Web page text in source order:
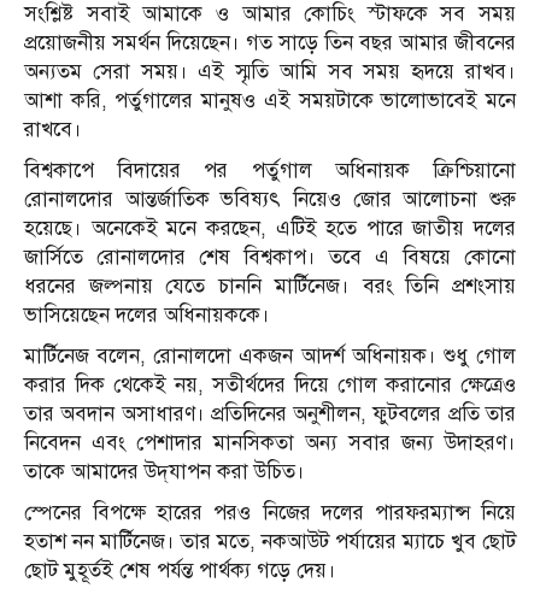
সংশ্লিষ্ট সবাই আমাকে ও আমার কোচিং স্টাফকে সব সময়
প্রয়োজনীয় সমর্থন দিয়েছেন। গত সাড়ে তিন বছর আমার জীবনের
অন্যতম সেরা সময়। এই স্মৃতি আমি সব সময় হৃদয়ে রাখব।
আশা করি, পর্তুগালের মানুষও এই সময়টাকে ভালোভাবেই মনে
রাখবে।
বিশ্বকাপে বিদায়ের পর পর্তুগাল অধিনায়ক ক্রিশ্চিয়ানো
রোনালদোর আন্তর্জাতিক ভবিষ্যৎ নিয়েও জোর আলোচনা শুরু
হয়েছে। অনেকেই মনে করছেন, এটিই হতে পারে জাতীয় দলের
জার্সিতে রোনালদোর শেষ বিশ্বকাপ। তবে এ বিষয়ে কোনো
ধরনের জল্পনায় যেতে চাননি মার্টিনেজ। বরং তিনি প্রশংসায়
ভাসিয়েছেন দলের অধিনায়ককে।
মার্টিনেজ বলেন, রোনালদো একজন আদর্শ অধিনায়ক। শুধু গোল
করার দিক থেকেই নয়, সতীর্থদের দিয়ে গোল করানোর ক্ষেত্রেও
তার অবদান অসাধারণ। প্রতিদিনের অনুশীলন, ফুটবলের প্রতি তার
নিবেদন এবং পেশাদার মানসিকতা অন্য সবার জন্য উদাহরণ।
তাকে আমাদের উদ্‌যাপন করা উচিত।
স্পেনের বিপক্ষে হারের পরও নিজের দলের পারফরম্যান্স নিয়ে
হতাশ নন মার্টিনেজ। তার মতে, নকআউট পর্যায়ের ম্যাচে খুব ছোট
ছোট মুহূর্তই শেষ পর্যন্ত পার্থক্য গড়ে দেয়।